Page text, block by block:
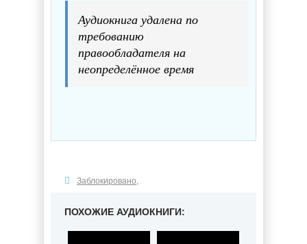
Аудиокнига удалена по
требованию
правообладателя на
неопределённое время
Заблокировано,
ПОХОЖИЕ АУДИОКНИГИ: